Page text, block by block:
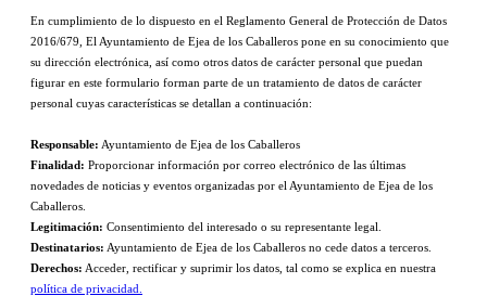
En cumplimiento de lo dispuesto en el Reglamento General de Protección de Datos
2016/679, El Ayuntamiento de Ejea de los Caballeros pone en su conocimiento que
su dirección electrónica, así como otros datos de carácter personal que puedan
figurar en este formulario forman parte de un tratamiento de datos de carácter
personal cuyas características se detallan a continuación:
Responsable: Ayuntamiento de Ejea de los Caballeros
Finalidad: Proporcionar información por correo electrónico de las últimas
novedades de noticias y eventos organizadas por el Ayuntamiento de Ejea de los
Caballeros.
Legitimación: Consentimiento del interesado o su representante legal.
Destinatarios: Ayuntamiento de Ejea de los Caballeros no cede datos a terceros.
Derechos: Acceder, rectificar y suprimir los datos, tal como se explica en nuestra
política de privacidad.